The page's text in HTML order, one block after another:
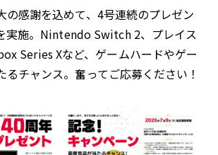
の感謝を込めて、4号連続のプレゼン
実施。Nintendo Switch 2、プレイス
Series Xなど、ゲームハードやゲー
るチャンス。奮ってご応募ください！